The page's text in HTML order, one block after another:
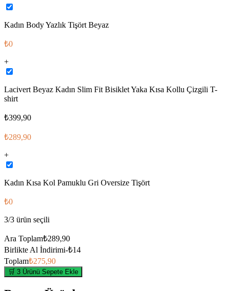
Kadın Body Yazlık Tişört Beyaz
₺0
+
Lacivert Beyaz Kadın Slim Fit Bisiklet Yaka Kısa Kollu Çizgili T-
shirt
₺399,90
₺289,90
+
Kadın Kısa Kol Pamuklu Gri Oversize Tişört
₺0
3/3 ürün seçili
Ara Toplam₺289,90
Birlikte Al İndirimi-₺14
Toplam₺275,90
🛒 3 Ürünü Sepete Ekle